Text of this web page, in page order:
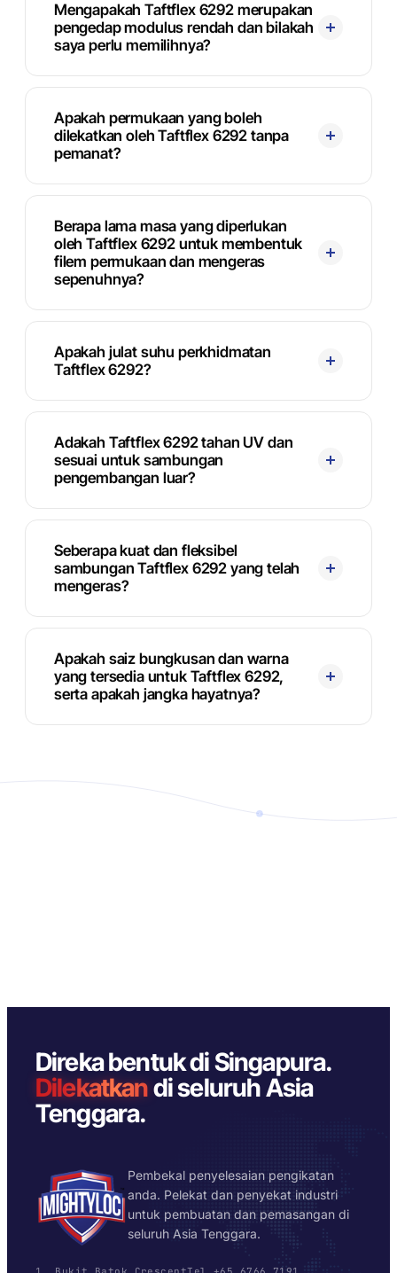
Mengapakah Taftflex 6292 merupakan
pengedap modulus rendah dan bilakah
saya perlu memilihnya?
Apakah permukaan yang boleh
dilekatkan oleh Taftflex 6292 tanpa
pemanat?
Berapa lama masa yang diperlukan
oleh Taftflex 6292 untuk membentuk
filem permukaan dan mengeras
sepenuhnya?
Apakah julat suhu perkhidmatan
Taftflex 6292?
Adakah Taftflex 6292 tahan UV dan
sesuai untuk sambungan
pengembangan luar?
Seberapa kuat dan fleksibel
sambungan Taftflex 6292 yang telah
mengeras?
Apakah saiz bungkusan dan warna
yang tersedia untuk Taftflex 6292,
serta apakah jangka hayatnya?
Direka bentuk di Singapura.
Dilekatkandi seluruh Asia
Tenggara.
Pembekal penyelesaian pengikatan
anda. Pelekat dan penyekat industri
untuk pembuatan dan pemasangan di
seluruh Asia Tenggara.